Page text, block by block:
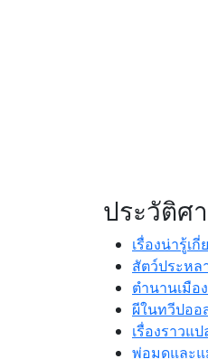
ประวัติศ
เรื่องน่ารู้เ
สัตว์ประห
ตำนานเมือ
ผีในทวีปออ
เรื่องราวแ
พ่อมดและ